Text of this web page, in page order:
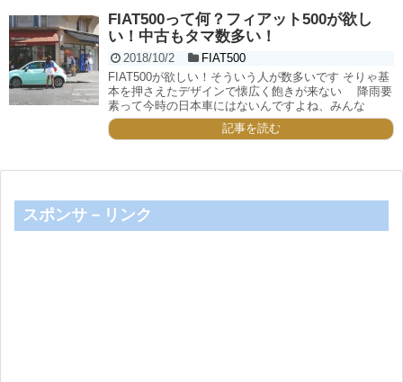
FIAT500って何？フィアット500が欲し
い！中古もタマ数多い！
2018/10/2
FIAT500
FIAT500が欲しい！そういう人が数多いです そりゃ基
本を押さえたデザインで懐広く飽きが来ない 降雨要
素って今時の日本車にはないんですよね、みんな
記事を読む
スポンサ－リンク